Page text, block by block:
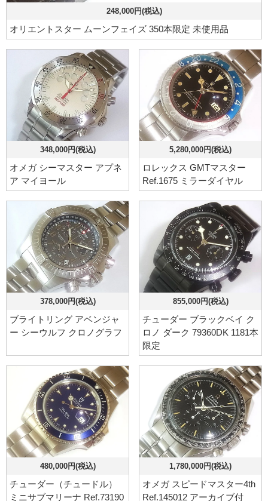
248,000円(税込)
オリエントスター ムーンフェイズ 350本限定 未使用品
348,000円(税込)
オメガ シーマスター アプネ
ア マイヨール
5,280,000円(税込)
ロレックス GMTマスター
Ref.1675 ミラーダイヤル
378,000円(税込)
ブライトリング アベンジャ
ー シーウルフ クロノグラフ
855,000円(税込)
チューダー ブラックベイ ク
ロノ ダーク 79360DK 1181本
限定
480,000円(税込)
チューダー（チュードル）
ミニサブマリーナ Ref.73190
1,780,000円(税込)
オメガ スピードマスター4th
Ref.145012 アーカイブ付